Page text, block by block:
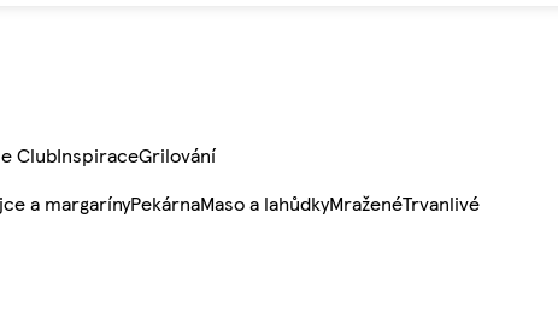
ClubInspiraceGrilování
a margarínyPekárnaMaso a lahůdkyMraženéTrvanlivé